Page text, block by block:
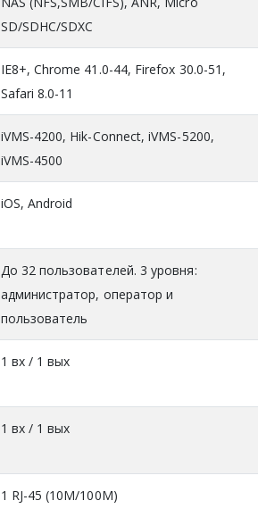
SD/SDHC/SDXC
IE8+, Chrome 41.0-44, Firefox 30.0-51,
Safari 8.0-11
iVMS-4200, Hik-Connect, iVMS-5200,
iVMS-4500
iOS, Android
До 32 пользователей. 3 уровня:
администратор, оператор и
пользователь
1 вх / 1 вых
1 вх / 1 вых
1 RJ-45 (10М/100М)